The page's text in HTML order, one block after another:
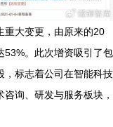
重大变更，由原来的20
53%。此次增资吸引了包
，标志着公司在智能科技
询、研发与服务板块，